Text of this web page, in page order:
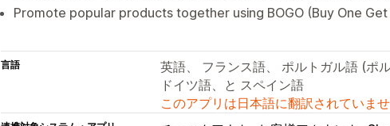
Promote popular products together using BOGO (Buy One Get
言語
英語、 フランス語、 ポルトガル語 (ポ
ドイツ語、と スペイン語
このアプリは日本語に翻訳されていま